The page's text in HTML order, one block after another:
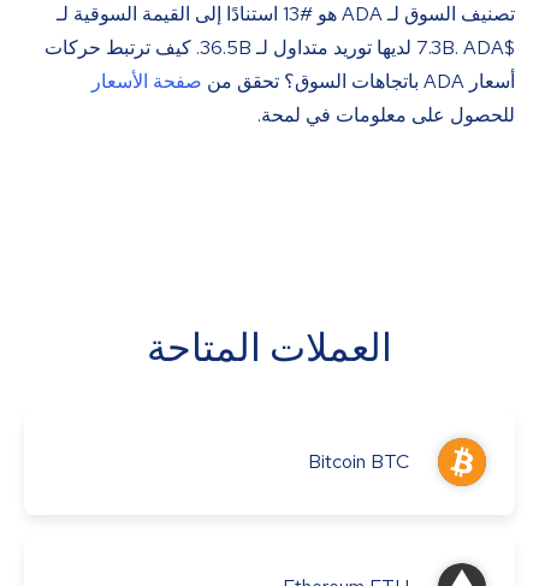
تصنيف السوق لـ ADA هو #13 استنادًا إلى القيمة السوقية لـ
$7.3B. ADA لديها توريد متداول لـ 36.5B. كيف ترتبط حركات
أسعار ADA باتجاهات السوق؟ تحقق من
صفحة الأسعار
للحصول على معلومات في لمحة.
العملات المتاحة
Bitcoin BTC